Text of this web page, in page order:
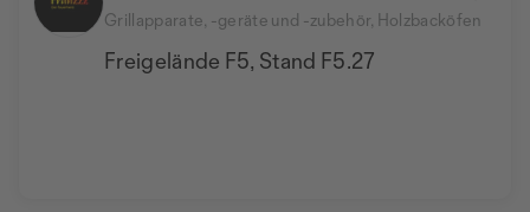
Grillapparate, -geräte und -zubehör, Holzbacköfen
Freigelände F5, Stand F5.27